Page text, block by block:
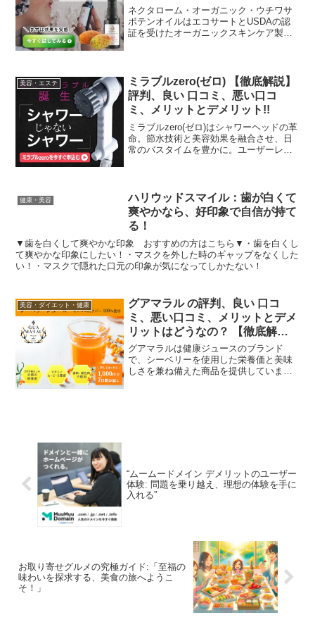
トとデメリットはどうなの？
【徹底解説】
ネクタローム・オーガニック・ウチワサ
ボテンオイルはエコサートとUSDAの認
証を受けたオーガニックスキンケア製品
美容・エステ
ミラブルzero(ゼロ) 【徹底解説】
評判、良い 口コミ、悪い口コ
ミ、メリットとデメリット!!
ミラブルzero(ゼロ)はシャワーヘッドの革
命。節水技術と美容効果を融合させ、日
常のバスタイムを豊かに。ユーザーレビ
健康・美容
ハリウッドスマイル：歯が白くて
爽やかなら、好印象で自信が持て
る！
▼歯を白くして爽やかな印象 おすすめの方はこちら▼・歯を白くし
て爽やかな印象にしたい！・マスクを外した時のギャップをなくした
い！・マスクで隠れた口元の印象が気になってしかたない！
美容・ダイエット・健康
グアマラル の評判、良い 口コ
ミ、悪い口コミ、メリットとデメ
リットはどうなの？ 【徹底解
説】
グアマラルは健康ジュースのブランド
で、シーベリーを使用した栄養価と美味
しさを兼ね備えた商品を提供していま
“ムームードメイン デメリットのユーザー
体験: 問題を乗り越え、理想の体験を手に
入れる”
お取り寄せグルメの究極ガイド:「至福の
味わいを探求する、美食の旅へようこ
そ！」